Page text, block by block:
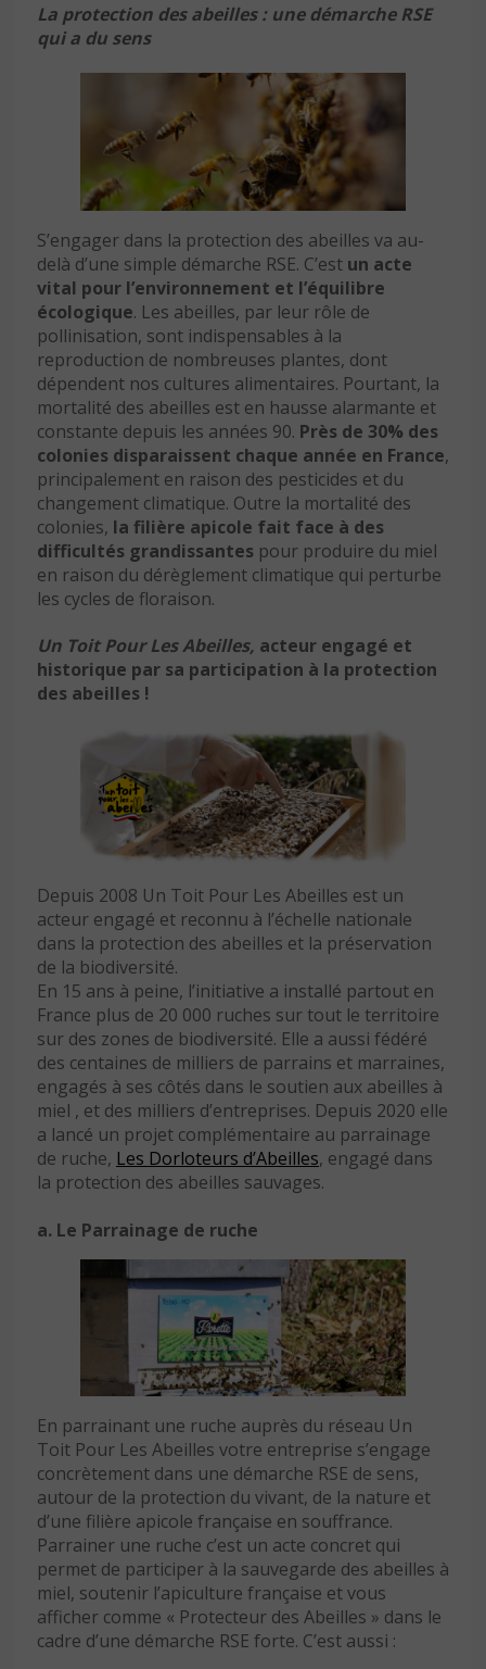
La protection des abeilles : une démarche RSE
qui a du sens
S’engager dans la protection des abeilles va au-
delà d’une simple démarche RSE. C’est un acte
vital pour l’environnement et l’équilibre
écologique. Les abeilles, par leur rôle de
pollinisation, sont indispensables à la
reproduction de nombreuses plantes, dont
dépendent nos cultures alimentaires. Pourtant, la
mortalité des abeilles est en hausse alarmante et
constante depuis les années 90. Près de 30% des
colonies disparaissent chaque année en France,
principalement en raison des pesticides et du
changement climatique. Outre la mortalité des
colonies, la filière apicole fait face à des
difficultés grandissantes pour produire du miel
en raison du dérèglement climatique qui perturbe
les cycles de floraison.
Un Toit Pour Les Abeilles, acteur engagé et
historique par sa participation à la protection
des abeilles !
Depuis 2008 Un Toit Pour Les Abeilles est un
acteur engagé et reconnu à l’échelle nationale
dans la protection des abeilles et la préservation
de la biodiversité.
En 15 ans à peine, l’initiative a installé partout en
France plus de 20 000 ruches sur tout le territoire
sur des zones de biodiversité. Elle a aussi fédéré
des centaines de milliers de parrains et marraines,
engagés à ses côtés dans le soutien aux abeilles à
miel , et des milliers d’entreprises. Depuis 2020 elle
a lancé un projet complémentaire au parrainage
de ruche, Les Dorloteurs d’Abeilles, engagé dans
la protection des abeilles sauvages.
a. Le Parrainage de ruche
En parrainant une ruche auprès du réseau Un
Toit Pour Les Abeilles votre entreprise s’engage
concrètement dans une démarche RSE de sens,
autour de la protection du vivant, de la nature et
d’une filière apicole française en souffrance.
Parrainer une ruche c’est un acte concret qui
permet de participer à la sauvegarde des abeilles à
miel, soutenir l’apiculture française et vous
afficher comme « Protecteur des Abeilles » dans le
cadre d’une démarche RSE forte. C’est aussi :